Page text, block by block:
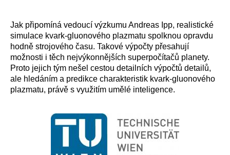
Jak připomíná vedoucí výzkumu Andreas Ipp, realistické
simulace kvark-gluonového plazmatu spolknou opravdu
hodně strojového času. Takové výpočty přesahují
možnosti i těch nejvýkonnějších superpočítačů planety.
Proto jejich tým nešel cestou detailních výpočtů detailů,
ale hledáním a predikce charakteristik kvark-gluonového
plazmatu, právě s využitím umělé inteligence.